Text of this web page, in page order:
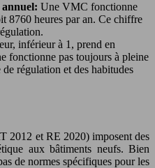
Une VMC fonctionne
8760 heures par an. Ce chiffre
inférieur à 1, prend en
fonctionne pas toujours à pleine
régulation et des habitudes
2012 et RE 2020) imposent des
aux bâtiments neufs. Bien
de normes spécifiques pour les